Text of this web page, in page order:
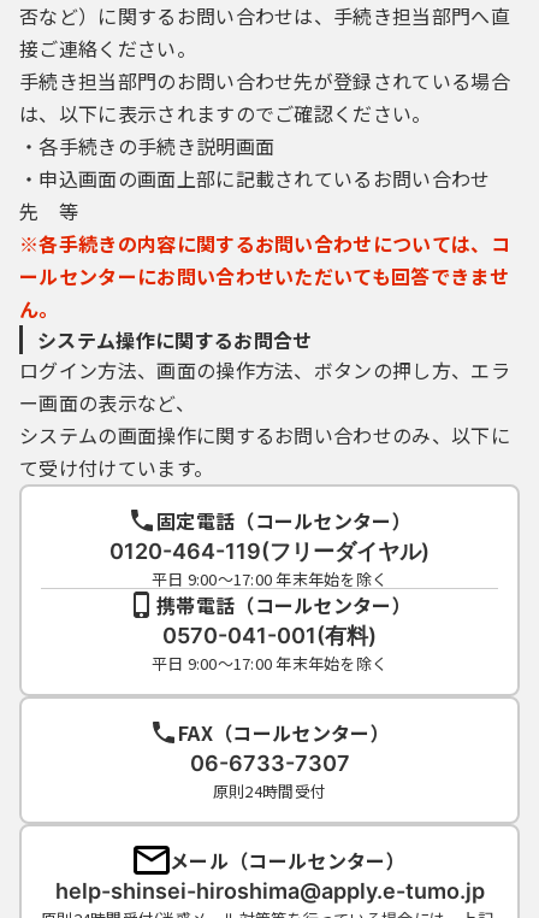
３ 利用者ＩＤ及びパスワードの取得・管理
（１）利用者は，システムにおいてログイン
認証が必要な手続きを申請する場合は，事前
に利用者ＩＤ及びパスワードを取得する必要
があります。
（２）登録された利用者ＩＤ及び個人情報等
は県内自治体で共同管理され，共通に利用で
（３）利用者は，システムの利用の際に取得
した利用者ＩＤ及び本人が登録したパスワー
し，第三者への漏えい防止に努めることとし
ます。
（４）県内自治体は，利用者ＩＤを必要とす
る手続においては，利用された利用者ＩＤ及
びパスワードに基づき，すべて当該利用者Ｉ
Ｄの利用者による行為であるとみなし，利用
者ＩＤ及びパスワードの事故により発生した
損害等について，一切の責任を負いません。
（５）利用者は，利用者ＩＤ又はパスワード
を亡失した場合には，改めて新規の利用者Ｉ
Ｄを取得するものとします。なお，その場
合，亡失した利用者ＩＤと同じ利用者ＩＤを
取得することはできません。
ステムを利用する場合は新規に利用者ＩＤを
取得するものとします。
（７）県内自治体及びシステム提供事業者(コ
ールセンターを含みます。)は，登録されてい
る利用者ＩＤ及び情報の内容又は既に発行さ
れた利用者ＩＤの亡失等に関する問合せに
は，一切お答えできません。
否など）に関するお問い合わせは、手続き担当部門へ直
接ご連絡ください。
手続き担当部門のお問い合わせ先が登録されている場合
は、以下に表示されますのでご確認ください。
・各手続きの手続き説明画面
・申込画面の画面上部に記載されているお問い合わせ
先 等
※各手続きの内容に関するお問い合わせについては、コ
ールセンターにお問い合わせいただいても回答できませ
ん。
システム操作に関するお問合せ
ログイン方法、画面の操作方法、ボタンの押し方、エラ
ー画面の表示など、
システムの画面操作に関するお問い合わせのみ、以下に
て受け付けています。
固定電話（コールセンター）
0120-464-119(フリーダイヤル)
平日 9:00～17:00 年末年始を除く
携帯電話（コールセンター）
0570-041-001(有料)
平日 9:00～17:00 年末年始を除く
FAX（コールセンター）
06-6733-7307
原則24時間受付
メール（コールセンター）
help-shinsei-hiroshima@apply.e-tumo.jp